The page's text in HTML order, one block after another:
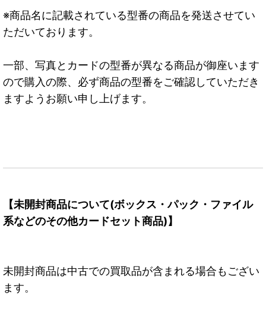
※商品名に記載されている型番の商品を発送させてい
ただいております。
一部、写真とカードの型番が異なる商品が御座います
ので購入の際、必ず商品の型番をご確認していただき
ますようお願い申し上げます。
【未開封商品について(ボックス・パック・ファイル
系などのその他カードセット商品)】
未開封商品は中古での買取品が含まれる場合もござい
ます。